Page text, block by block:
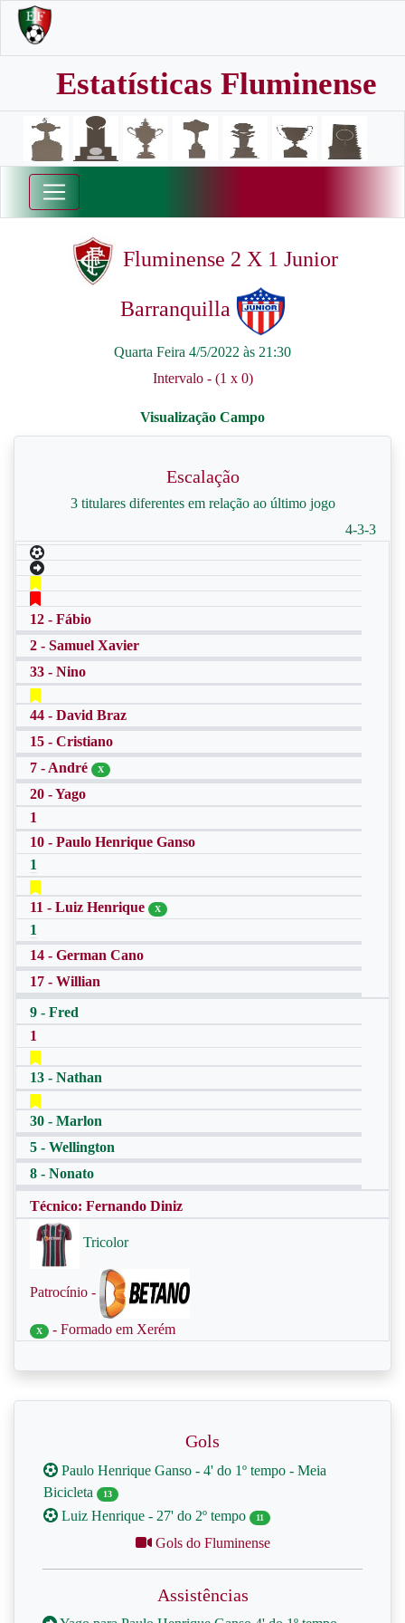
Estatísticas Fluminense
Fluminense 2 X 1 Junior
Barranquilla
Quarta Feira 4/5/2022 às 21:30
Intervalo - (1 x 0)
Escalação
3 titulares diferentes em relação ao último jogo
4-3-3
12 - Fábio
2 - Samuel Xavier
33 - Nino
44 - David Braz
15 - Cristiano
7 - André
X
20 - Yago
1
10 - Paulo Henrique Ganso
1
11 - Luiz Henrique X
1
14 - German Cano
17 - Willian
9 - Fred
1
13 - Nathan
30 - Marlon
5 - Wellington
8 - Nonato
Técnico: Fernando Diniz
Tricolor
Patrocínio -
X - Formado em Xerém
Gols
Paulo Henrique Ganso - 4' do 1º tempo - Meia
Bicicleta
13
Luiz Henrique - 27' do 2º tempo 11
Gols do Fluminense
Assistências